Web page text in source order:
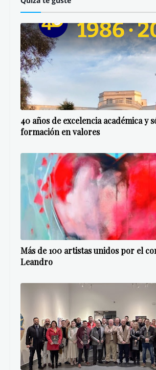
40 años de excelencia académica y
formación en valores
Más de 100 artistas unidos por el
Leandro